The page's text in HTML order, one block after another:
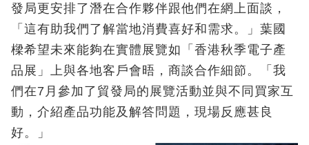
發局更安排了潛在合作夥伴跟他們在網上面談，
「這有助我們了解當地消費喜好和需求。」葉國
樑希望未來能夠在實體展覽如「香港秋季電子產
品展」上與各地客戶會晤，商談合作細節。「我
們在7月參加了貿發局的展覽活動並與不同買家互
動，介紹產品功能及解答問題，現場反應甚良
好。」